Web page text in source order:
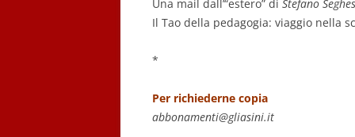
Una mail dall’“estero” di Stefano
Il Tao della pedagogia: viaggio nella
*
Per richiederne copia
abbonamenti@gliasini.it